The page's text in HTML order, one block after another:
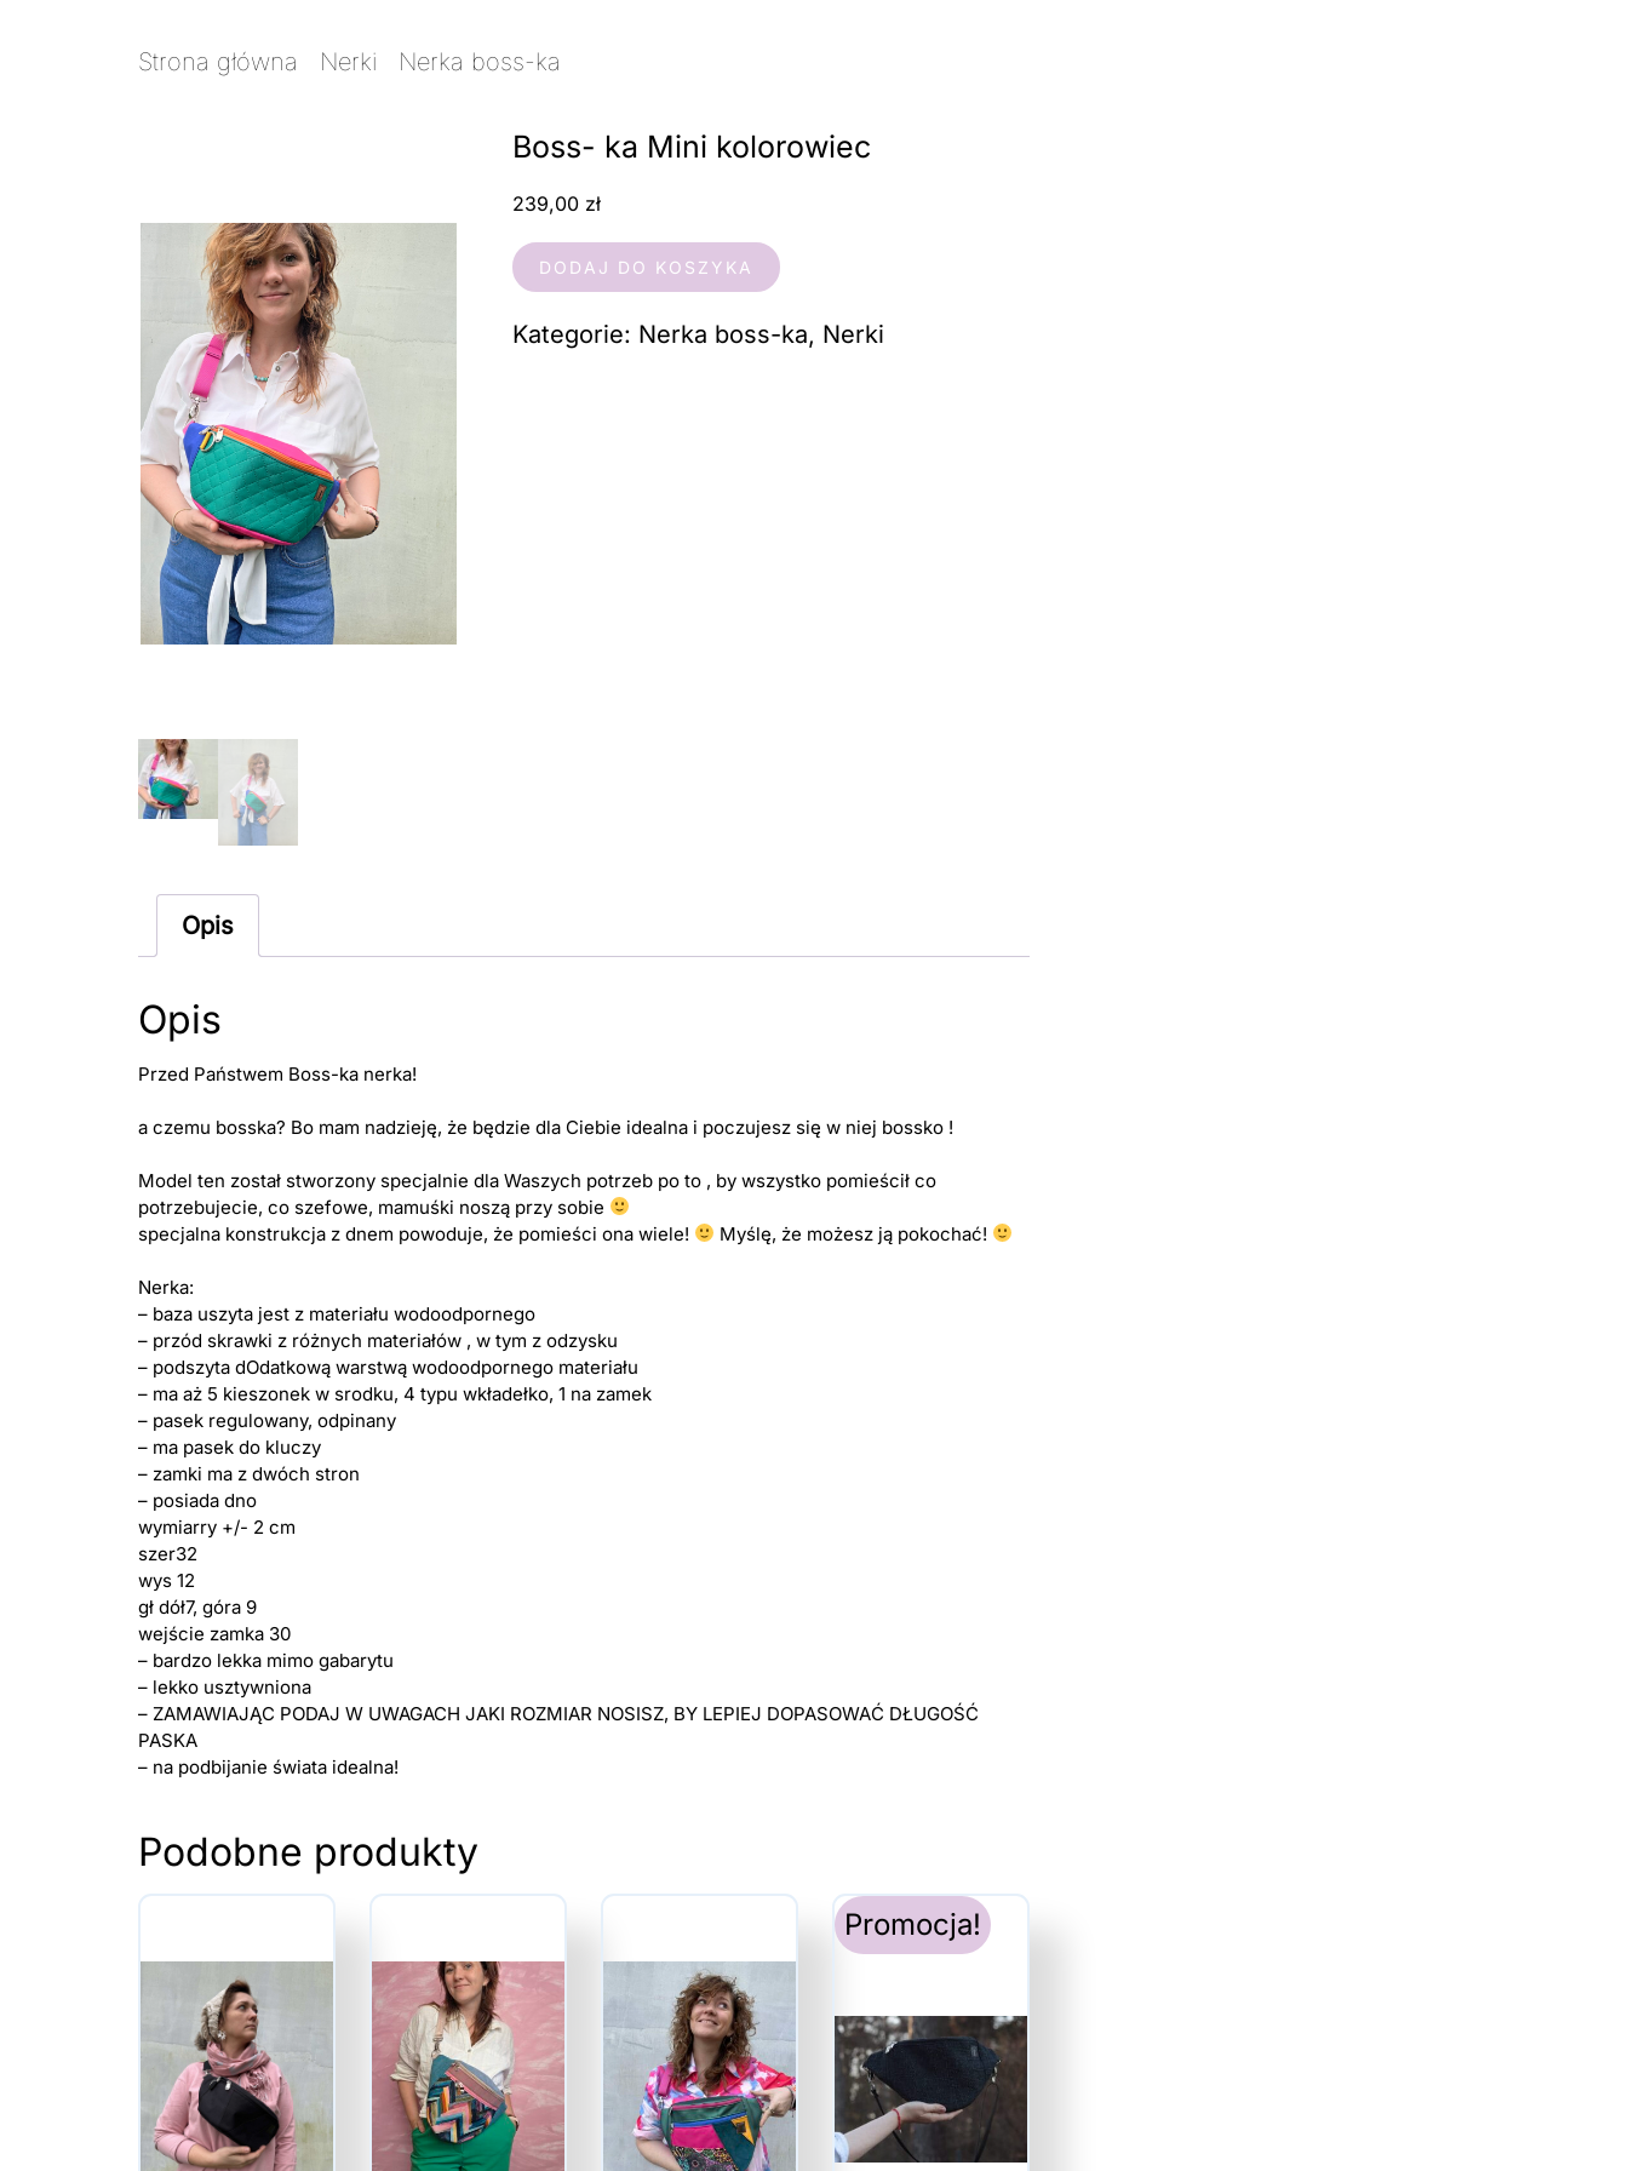
Strona główna Nerki Nerka boss-ka
Boss- ka Mini kolorowiec
239,00 zł
ilość
Boss-
ka
DODAJ DO KOSZYKA
Kategorie: Nerka boss-ka, Nerki
Opis
Opis
Przed Państwem Boss-ka nerka!
a czemu bosska? Bo mam nadzieję, że będzie dla Ciebie idealna i poczujesz się w niej bossko !
Model ten został stworzony specjalnie dla Waszych potrzeb po to , by wszystko pomieścił co
potrzebujecie, co szefowe, mamuśki noszą przy sobie
specjalna konstrukcja z dnem powoduje, że pomieści ona wiele!
Myślę, że możesz ją pokochać!
Nerka:
– baza uszyta jest z materiału wodoodpornego
– przód skrawki z różnych materiałów , w tym z odzysku
– podszyta dOdatkową warstwą wodoodpornego materiału
– ma aż 5 kieszonek w srodku, 4 typu wkładełko, 1 na zamek
– pasek regulowany, odpinany
– ma pasek do kluczy
– zamki ma z dwóch stron
– posiada dno
wymiarry +/- 2 cm
szer32
wys 12
gł dół7, góra 9
wejście zamka 30
– bardzo lekka mimo gabarytu
– lekko usztywniona
– ZAMAWIAJĄC PODAJ W UWAGACH JAKI ROZMIAR NOSISZ, BY LEPIEJ DOPASOWAĆ DŁUGOŚĆ
PASKA
– na podbijanie świata idealna!
Podobne produkty
Promocja!